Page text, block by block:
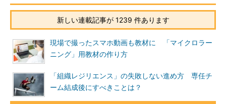
新しい連載記事が 1239 件あります
現場で撮ったスマホ動画も教材に 「マイクロラー
ニング」用教材の作り方
「組織レジリエンス」の失敗しない進め方 専任チ
ーム結成後にすべきことは？